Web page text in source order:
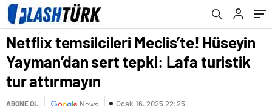
attırmayın
Netflix temsilcileri Meclis’te! Hüseyin
Yayman’dan sert tepki: Lafa turistik
tur attırmayın
ABONE OL News Ocak 16, 2025 22:25